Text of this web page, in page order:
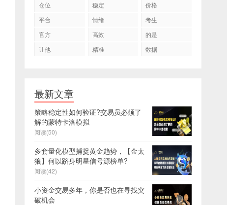
仓位
稳定
价格
平台
情绪
考生
官方
高效
的是
让他
精准 数据
最新文章
策略稳定性如何验证?交易员必须了
解的蒙特卡洛模拟
阅读(50)
多套量化模型捕捉黄金趋势，【金太
狼】何以跻身明星信号源榜单?
阅读(42)
小资金交易多年，你是否也在寻找突
破机会